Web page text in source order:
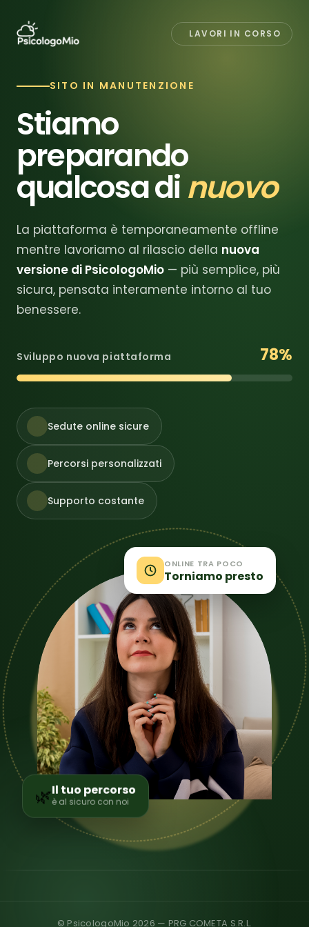
LAVORI IN CORSO
SITO IN MANUTENZIONE
Stiamo
preparando
qualcosa dinuovo
La piattaforma è temporaneamente offline
mentre lavoriamo al rilascio della nuova
versione di PsicologoMio — più semplice, più
sicura, pensata interamente intorno al tuo
benessere.
Sviluppo nuova piattaforma 78%
Sedute online sicure
Percorsi personalizzati
Supporto costante
ONLINE TRA POCO
Torniamo presto
🌿Il tuo percorso
è al sicuro con noi
© PsicologoMio 2026 — PRG COMETA S.R.L.